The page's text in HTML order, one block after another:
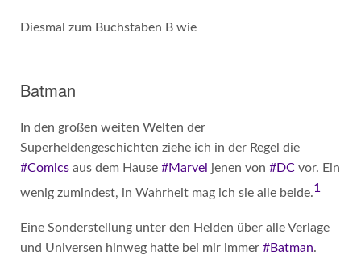
Diesmal zum Buchstaben B wie
Batman
In den großen weiten Welten der
Superheldengeschichten ziehe ich in der Regel die
#Comicsaus dem Hause #Marvel jenen von #DCvor. Ein
wenig zumindest, in Wahrheit mag ich sie alle beide.1
Eine Sonderstellung unter den Helden über alle Verlage
und Universen hinweg hatte bei mir immer #Batman.